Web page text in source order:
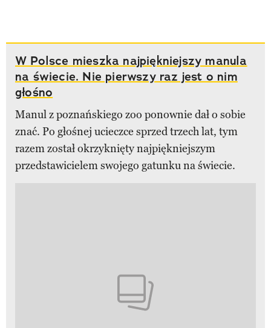
W Polsce mieszka najpiękniejszy manula
na świecie. Nie pierwszy raz jest o nim
głośno
Manul z poznańskiego zoo ponownie dał o sobie
znać. Po głośnej ucieczce sprzed trzech lat, tym
razem został okrzyknięty najpiękniejszym
przedstawicielem swojego gatunku na świecie.